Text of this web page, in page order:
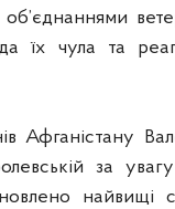
їх чула та
Афганістану
за
найвищі